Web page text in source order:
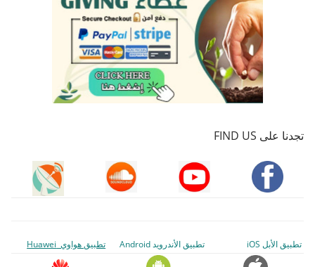
تجدنا على FIND US
تطبيق الأبل iOS تطبيق الأندرويد Android تطبيق هواوي Huawei